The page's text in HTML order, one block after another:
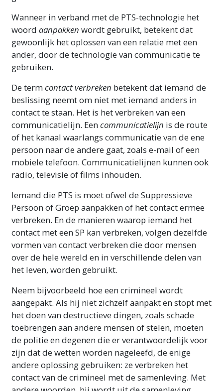
Wanneer in verband met de PTS-technologie het
woord aanpakken wordt gebruikt, betekent dat
gewoonlijk het oplossen van een relatie met een
ander, door de technologie van communicatie te
gebruiken.
De termcontact verbreken betekent dat iemand de
beslissing neemt om niet met iemand anders in
contact te staan. Het is het verbreken van een
communicatielijn. Eencommunicatielijn is de route
of het kanaal waarlangs communicatie van de ene
persoon naar de andere gaat, zoals e-mail of een
mobiele telefoon. Communicatielijnen kunnen ook
radio, televisie of films inhouden.
Iemand die PTS is moet ofwel de Suppressieve
Persoon of Groep aanpakken of het contact ermee
verbreken. En de manieren waarop iemand het
contact met een SP kan verbreken, volgen dezelfde
vormen van contact verbreken die door mensen
over de hele wereld en in verschillende delen van
het leven, worden gebruikt.
Neem bijvoorbeeld hoe een crimineel wordt
aangepakt. Als hij niet zichzelf aanpakt en stopt met
het doen van destructieve dingen, zoals schade
toebrengen aan andere mensen of stelen, moeten
de politie en degenen die er verantwoordelijk voor
zijn dat de wetten worden nageleefd, de enige
andere oplossing gebruiken: ze verbreken het
contact van de crimineel met de samenleving. Met